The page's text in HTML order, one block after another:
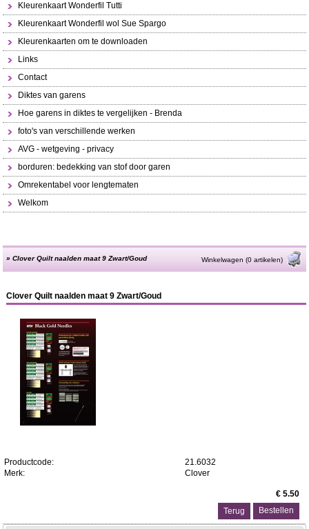
Kleurenkaart Wonderfil Tutti
Kleurenkaart Wonderfil wol Sue Spargo
Kleurenkaarten om te downloaden
Links
Contact
Diktes van garens
Hoe garens in diktes te vergelijken - Brenda
foto's van verschillende werken
AVG - wetgeving - privacy
borduren: bedekking van stof door garen
Omrekentabel voor lengtematen
Welkom
»Clover Quilt naalden maat 9 Zwart/Goud Winkelwagen (0 artikelen)
Clover Quilt naalden maat 9 Zwart/Goud
Productcode:
21.6032
Merk:
Clover
€ 5.50
Terug